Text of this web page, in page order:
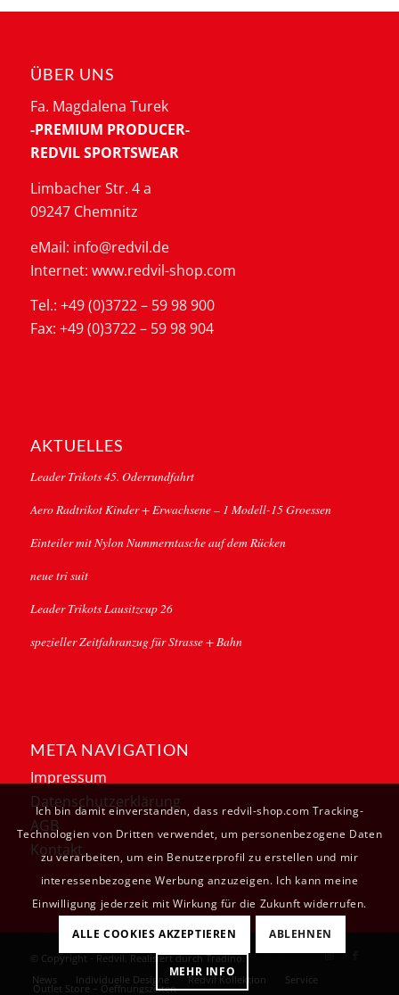
ÜBER UNS
Fa. Magdalena Turek
-PREMIUM PRODUCER-
REDVIL SPORTSWEAR
Limbacher Str. 4 a
09247 Chemnitz
eMail: info@redvil.de
Internet: www.redvil-shop.com
Tel.: +49 (0)3722 – 59 98 900
Fax: +49 (0)3722 – 59 98 904
AKTUELLES
Leader Trikots 45. Oderrundfahrt
Aero Radtrikot Kinder + Erwachsene – 1 Modell-15 Groessen
Einteiler mit Nylon Nummerntasche auf dem Rücken
neue tri suit
Leader Trikots Lausitzcup 26
spezieller Zeitfahranzug für Strasse + Bahn
META NAVIGATION
Impressum
Datenschutzerklärung
AGB
Kontakt
© Copyright - Redvil. Realisiert durchTradino.
News
Individuelle Designe Redvil Kollektion Service
Outlet Store – Oeffnungszeiten
Ich bin damit einverstanden, dass redvil-shop.com Tracking-
Technologien von Dritten verwendet, um personenbezogene Daten
zu verarbeiten, um ein Benutzerprofil zu erstellen und mir
interessenbezogene Werbung anzuzeigen. Ich kann meine
Einwilligung jederzeit mit Wirkung für die Zukunft widerrufen.
ALLE COOKIES AKZEPTIEREN ABLEHNEN
MEHR INFO